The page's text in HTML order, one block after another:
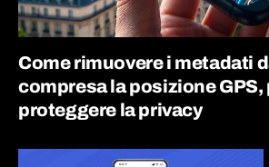
Come rimuovere i metadati
compresa la posizione GPS,
proteggere la privacy